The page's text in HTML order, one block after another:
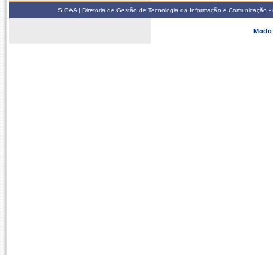
SIGAA | Diretoria de Gestão de Tecnologia da Informação e
Modo